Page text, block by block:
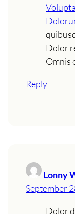
Dolor
Omnis
Reply
Lonny
September
Dolor